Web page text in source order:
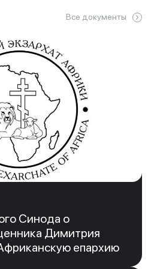
Все документы
Синода о
Димитрия
епархию